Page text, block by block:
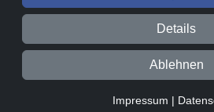
© 2026 GOLF2FORUM - Volkswagen
Beitragsregeln
0.12s v3.1.1-
Details
Ablehnen
Impressum |